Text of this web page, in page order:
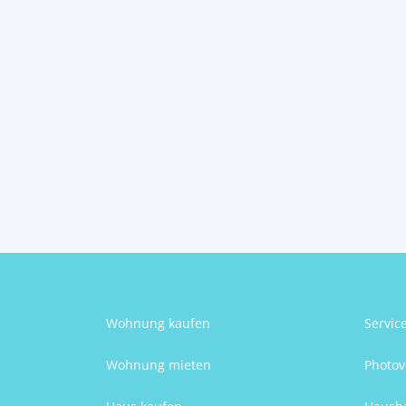
Wohnung kaufen
Wohnung mieten